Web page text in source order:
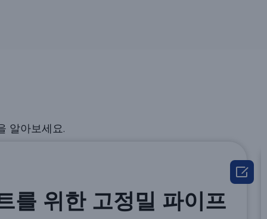
알아보세요.
를 위한 고정밀 파이프
